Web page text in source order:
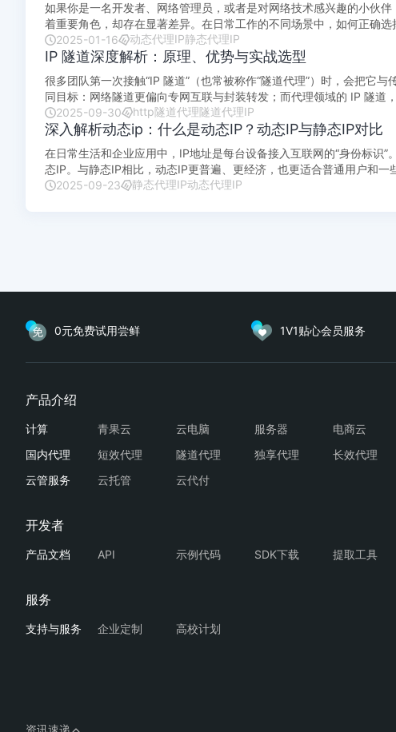
如果你是一名开发者、网络管理员，或者是对网络技术感兴趣的小伙
着重要角色，却存在显著差异。在日常工作的不同场景中，如何正确选择两者，才能更高效地
和动态IP的主要区别...
2025-01-16 动态代理IP静态代理IP
IP 隧道深度解析：原理、优势与实战选型
很多团队第一次接触“IP 隧道”（也常被称作“隧道代理”）时，会把它
同目标：网络隧道更偏向专网互联与封装转发；而代理领域的 IP 隧
制“藏在门后”...
2025-09-30 http隧道代理隧道代理IP
深入解析动态ip：什么是动态IP？动态IP与静态IP对比
在日常生活和企业应用中，IP地址是每台设备接入互联网的“身份标识
态IP。与静态IP相比，动态IP更普遍、更经济，也更适合普通用户和一些大规模
态I...2025-09-23 静态代理IP动态代理IP
0元免费试用尝鲜 1V1贴心会员服务
青果云 云电脑 服务器 电商云
短效代理
隧道代理 独享代理
长效代理
云托管
云代付
API 示例代码 SDK下载 提取工具
企业定制 高校计划
资讯速递